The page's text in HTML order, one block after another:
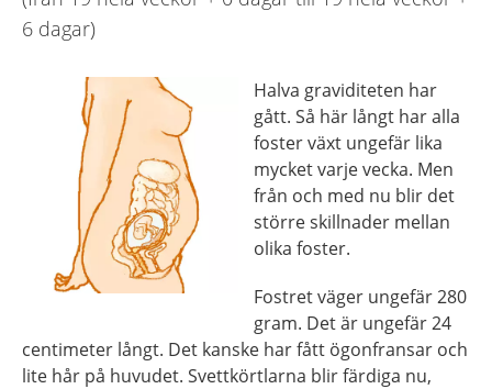
6 dagar)
Halva graviditeten har
gått. Så här långt har alla
foster växt ungefär lika
mycket varje vecka. Men
från och med nu blir det
större skillnader mellan
olika foster.
Fostret väger ungefär 280
gram. Det är ungefär 24
centimeter långt. Det kanske har fått ögonfransar och
lite hår på huvudet. Svettkörtlarna blir färdiga nu,